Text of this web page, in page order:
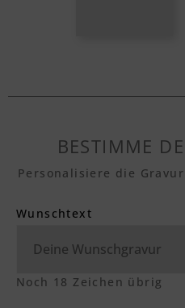
BESTIMME
Personalisiere die
Wunschtext
Noch 18 Zeichen übrig